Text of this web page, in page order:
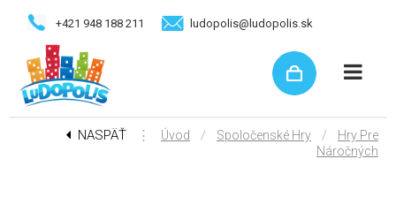
+421 948 188 211 ludopolis@ludopolis.sk
NASPÄŤ ⋮ Úvod / Spoločenské Hry /
Hry Pre
Náročných